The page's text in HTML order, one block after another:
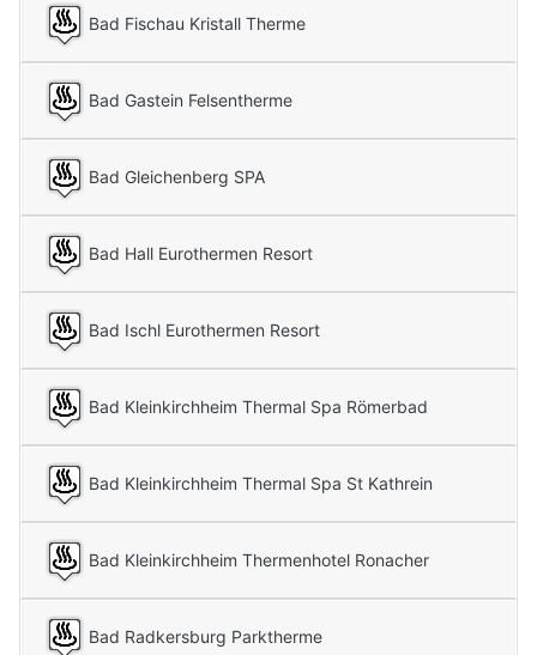
Bad Fischau Kristall Therme
Bad Gastein Felsentherme
Bad Gleichenberg SPA
Bad Hall Eurothermen Resort
Bad Ischl Eurothermen Resort
Bad Kleinkirchheim Thermal Spa Römerbad
Bad Kleinkirchheim Thermal Spa St Kathrein
Bad Kleinkirchheim Thermenhotel Ronacher
Bad Radkersburg Parktherme